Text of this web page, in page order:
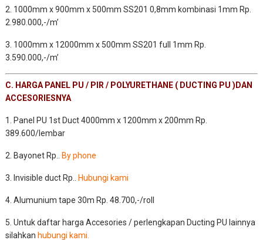
2. 1000mm x 900mm x 500mm SS201 0,8mm kombinasi 1mm Rp.
2.980.000,-/m’
3. 1000mm x 12000mm x 500mm SS201 full 1mm Rp.
3.590.000,-/m’
C. HARGA PANEL PU / PIR / POLYURETHANE ( DUCTING PU )DAN
ACCESORIESNYA
1. Panel PU 1st Duct 4000mm x 1200mm x 200mm Rp.
389.600/lembar
2. Bayonet Rp..By phone
3. Invisible duct Rp..Hubungi kami
4. Alumunium tape 30m Rp. 48.700,-/roll
5. Untuk daftar harga Accesories / perlengkapan Ducting PU lainnya
silahkanhubungi kami